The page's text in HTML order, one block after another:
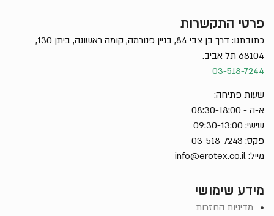
מידע שימושי
מדיניות החזרות
פרטי התקשרות
כתובתנו: דרך בן צבי 84, בניין פנורמה, קומה ראשונה, ביתן 130,
68104 תל אביב.
03-518-7244
שעות פתיחה:
א-ה - 08:30-18:00
שישי: 09:30-13:00
פקס: 03-518-7243
מייל: info@erotex.co.il